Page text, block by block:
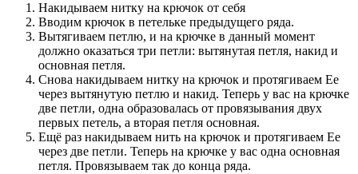
Накидываем нитку на крючок от себя
Вводим крючок в петельке предыдущего ряда.
Вытягиваем петлю, и на крючке в данный момент
должно оказаться три петли: вытянутая петля, накид и
основная петля.
Снова накидываем нитку на крючок и протягиваем Ее
через вытянутую петлю и накид. Теперь у вас на крючке
две петли, одна образовалась от провязывания двух
первых петель, а вторая петля основная.
Ещё раз накидываем нить на крючок и протягиваем Ее
через две петли. Теперь на крючке у вас одна основная
петля. Провязываем так до конца ряда.